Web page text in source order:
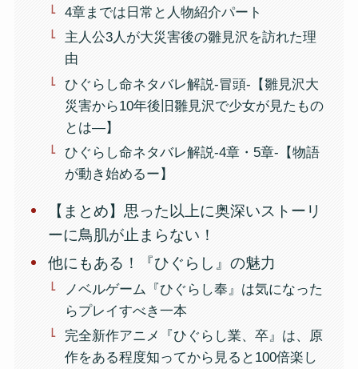
4章までは日常と人物紹介パート
主人公3人が大災害後の雛見沢を訪れた理
由
ひぐらし命ネタバレ解説-冒頭-【雛見沢大
災害から10年後旧雛見沢で少女が見たもの
とは―】
ひぐらし命ネタバレ解説-4章・5章-【物語
が動き始めるー】
【まとめ】思った以上に奥深いストーリ
ーに鳥肌が止まらない！
他にもある！『ひぐらし』の魅力
ノベルゲーム『ひぐらし奉』は気になった
らプレイすべき一本
完全新作アニメ『ひぐらし業、卒』は、原
作をある程度知ってから見ると100倍楽し